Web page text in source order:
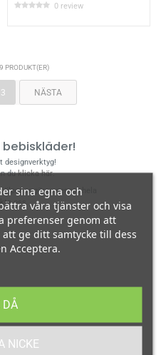
0 review
PRODUKT(ER)
3 NÄSTA
designverktyg!
duklicka här.
er gärna genom hela
oss .
sina egna och
våra tjänster och visa
preferenser genom att
ge ditt samtycke till dess
Acceptera.
NICKE
DÅ